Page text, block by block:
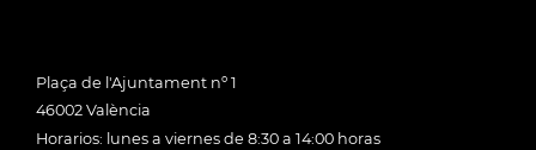
Plaça de l'Ajuntament nº 1
46002 València
Horarios: lunes a viernes de 8:30 a 14:00 horas